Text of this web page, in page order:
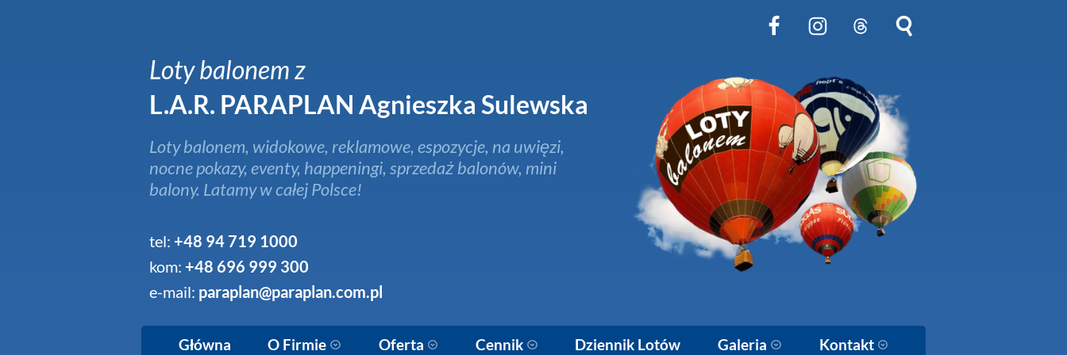
Loty balonem z
L.A.R. PARAPLAN Agnieszka Sulewska
Loty balonem, widokowe, reklamowe, espozycje, na uwięzi,
nocne pokazy, eventy, happeningi, sprzedaż balonów, mini
balony. Latamy w całej Polsce!
tel: +48 94 719 1000
kom: +48 696 999 300
e-mail: paraplan@paraplan.com.pl
Główna O Firmie Oferta Cennik Dziennik Lotów Galeria Kontakt